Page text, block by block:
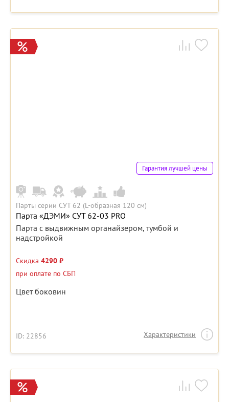
Гарантия лучшей цены
Парты серии СУТ 62 (L-образная 120 см)
Парта «ДЭМИ» СУТ 62-03 PRO
Парта с выдвижным органайзером, тумбой и
надстройкой
Скидка 4290 ₽
при оплате по СБП
Цвет боковин
ID: 22856 Характеристики